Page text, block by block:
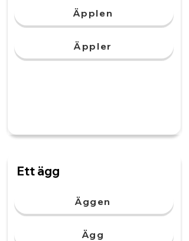
Äpplen
Äppler
Ett ägg
Äggen
Ägg